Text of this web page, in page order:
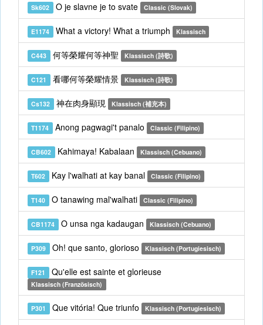
Sk602 O je slavne je to svate Classic (Slovak)
E1174 What a victory! What a triumph Klassisch
C443 何等榮耀何等神聖 Klassisch (詩歌)
C121 看哪何等榮耀情景 Klassisch (詩歌)
Cs132 神在肉身顯現 Klassisch (補充本)
T1174 Anong pagwagi't panalo Classic (Filipino)
CB602 Kahimaya! Kabalaan Klassisch (Cebuano)
T602 Kay l'walhati at kay banal Classic (Filipino)
T140 O tanawing mal'walhati Classic (Filipino)
CB1174 O unsa nga kadaugan Klassisch (Cebuano)
P309 Oh! que santo, glorioso Klassisch (Portugiesisch)
F121 Qu'elle est sainte et glorieuse
Klassisch (Französisch)
P301 Que vitória! Que triunfo Klassisch (Portugiesisch)